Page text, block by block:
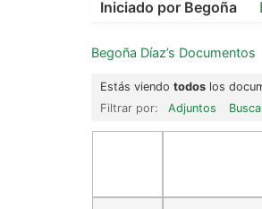
Iniciado por Begoña
Begoña Díaz’s Documentos
Estás viendo todos los
Filtrar por:
Adjuntos